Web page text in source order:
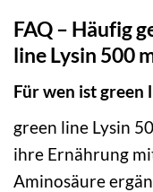
FAQ – Häufig
line Lysin 500
Für wen ist green
green line Lysin
ihre Ernährung
Aminosäure